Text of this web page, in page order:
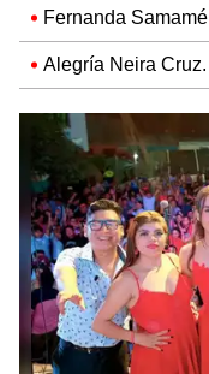
Fernanda Samamé
Alegría Neira Cruz.